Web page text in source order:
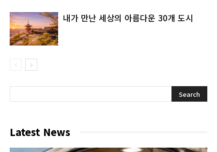
내가 만난 세상의 아름다운 30개 도시
Latest News